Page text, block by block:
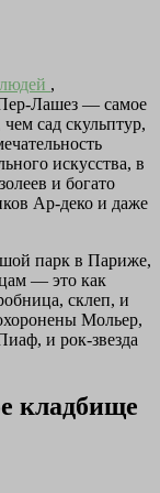
,
Лашез — самое
сад скульптур,
искусства, в
и богато
Ар-деко и даже
парк в Париже,
— это как
склеп, и
Мольер,
и рок-звезда
кладбище